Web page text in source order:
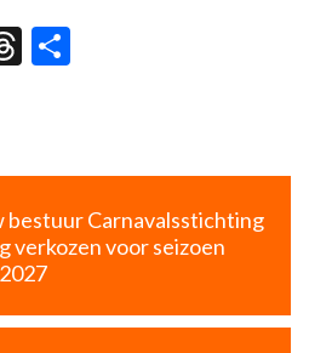
Threads
bestuur Carnavalsstichting
verkozen voor seizoen